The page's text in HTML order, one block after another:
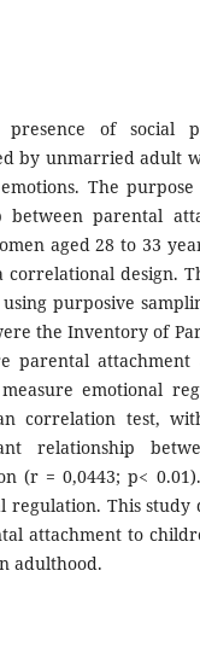
of social
by unmarried adult
The
parental
aged 28 to 33
design.
purposive
the Inventory of
parental attachment
emotional
correlation test,
relationship
(r = 0,0443; p<
This study
attachment to
adulthood.